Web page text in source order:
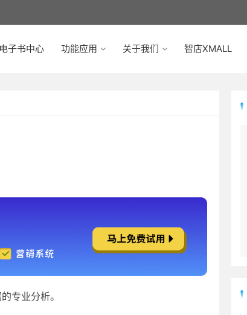
电子书中心 功能应用 关于我们 智店XMALL
专业分析。